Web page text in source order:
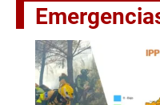
El jefe del Ejecutivo